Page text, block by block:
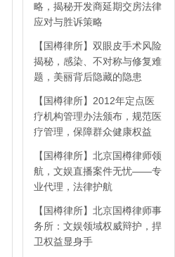
略，揭秘开发商延期交房法律
应对与胜诉策略
【国樽律所】双眼皮手术风险
揭秘，感染、不对称与修复难
题，美丽背后隐藏的隐患
【国樽律所】2012年定点医
疗机构管理办法颁布，规范医
疗管理，保障群众健康权益
【国樽律所】北京国樽律师领
航，文娱直播案件无忧——专
业代理，法律护航
【国樽律所】北京国樽律师事
务所：文娱领域权威辩护，捍
卫权益显身手